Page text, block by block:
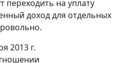
переходить на уплату
доход для отдельных
2013 г.